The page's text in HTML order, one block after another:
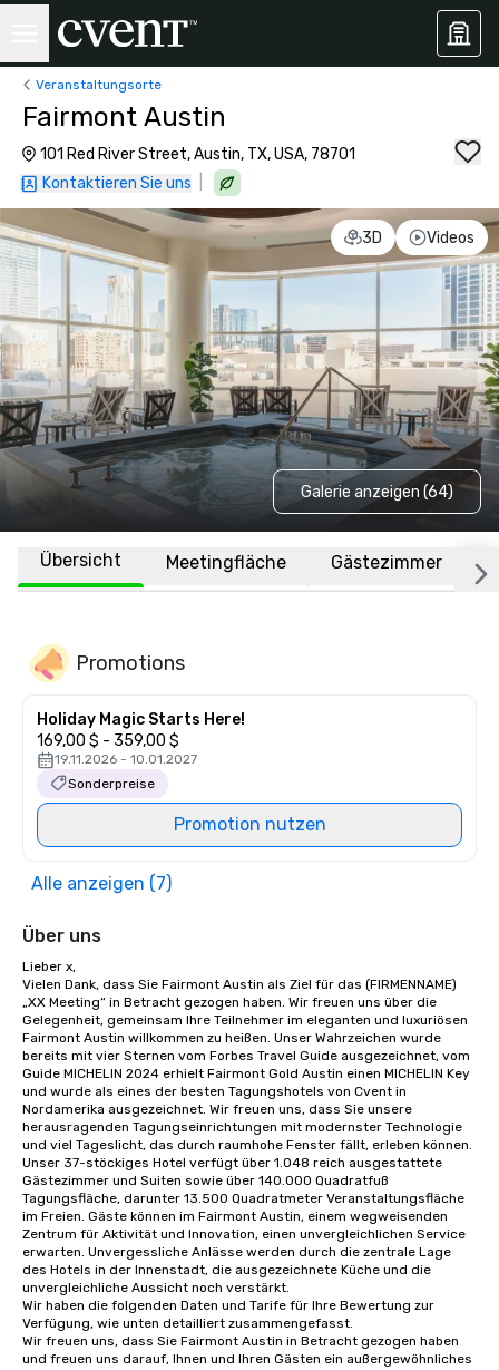
Veranstaltungsorte
Fairmont Austin
101 Red River Street, Austin, TX, USA, 78701
Kontaktieren Sie uns
3D Videos
Galerie anzeigen (64)
Übersicht Meetingfläche Gästezimmer
Promotions
Holiday Magic Starts Here!
169,00 $ - 359,00 $
19.11.2026 - 10.01.2027
Sonderpreise
Promotion nutzen
Alle anzeigen (7)
Über uns
Lieber x,
Vielen Dank, dass Sie Fairmont Austin als Ziel für das (FIRMENNAME)
„XX Meeting“ in Betracht gezogen haben. Wir freuen uns über die
Gelegenheit, gemeinsam Ihre Teilnehmer im eleganten und luxuriösen
Fairmont Austin willkommen zu heißen. Unser Wahrzeichen wurde
bereits mit vier Sternen vom Forbes Travel Guide ausgezeichnet, vom
Guide MICHELIN 2024 erhielt Fairmont Gold Austin einen MICHELIN Key
und wurde als eines der besten Tagungshotels von Cvent in
Nordamerika ausgezeichnet. Wir freuen uns, dass Sie unsere
herausragenden Tagungseinrichtungen mit modernster Technologie
und viel Tageslicht, das durch raumhohe Fenster fällt, erleben können.
Unser 37-stöckiges Hotel verfügt über 1.048 reich ausgestattete
Gästezimmer und Suiten sowie über 140.000 Quadratfuß
Tagungsfläche, darunter 13.500 Quadratmeter Veranstaltungsfläche
im Freien. Gäste können im Fairmont Austin, einem wegweisenden
Zentrum für Aktivität und Innovation, einen unvergleichlichen Service
erwarten. Unvergessliche Anlässe werden durch die zentrale Lage
des Hotels in der Innenstadt, die ausgezeichnete Küche und die
unvergleichliche Aussicht noch verstärkt.
Wir haben die folgenden Daten und Tarife für Ihre Bewertung zur
Verfügung, wie unten detailliert zusammengefasst.
Wir freuen uns, dass Sie Fairmont Austin in Betracht gezogen haben
und freuen uns darauf, Ihnen und Ihren Gästen ein außergewöhnliches